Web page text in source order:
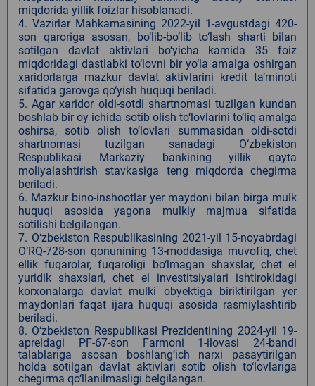
miqdorida yillik foizlar hisoblanadi.
4. Vazirlar Mahkamasining 2022-yil 1-avgustdagi 420-
son qaroriga asosan, bo‘lib-bo‘lib to‘lash sharti bilan
sotilgan davlat aktivlari bo‘yicha kamida 35 foiz
miqdoridagi dastlabki to‘lovni bir yo‘la amalga oshirgan
xaridorlarga mazkur davlat aktivlarini kredit ta’minoti
sifatida garovga qo‘yish huquqi beriladi.
5. Agar xaridor oldi-sotdi shartnomasi tuzilgan kundan
boshlab bir oy ichida sotib olish to‘lovlarini to‘liq amalga
oshirsa, sotib olish to‘lovlari summasidan oldi-sotdi
shartnomasi tuzilgan sanadagi O‘zbekiston
Respublikasi Markaziy bankining yillik qayta
moliyalashtirish stavkasiga teng miqdorda chegirma
beriladi.
6. Mazkur bino-inshootlar yer maydoni bilan birga mulk
huquqi asosida yagona mulkiy majmua sifatida
sotilishi belgilangan.
7. O‘zbekiston Respublikasining 2021-yil 15-noyabrdagi
O‘RQ-728-son qonunining 13-moddasiga muvofiq, сhet
ellik fuqarolar, fuqaroligi bo‘lmagan shaxslar, chet el
yuridik shaxslari, chet el investitsiyalari ishtirokidagi
korxonalarga davlat mulki obyektiga biriktirilgan yer
maydonlari faqat ijara huquqi asosida rasmiylashtirib
beriladi.
8. O‘zbekiston Respublikasi Prezidentining 2024-yil 19-
apreldagi PF-67-son Farmoni 1-ilovasi 24-bandi
talablariga asosan boshlang‘ich narxi pasaytirilgan
holda sotilgan davlat aktivlari sotib olish to‘lovlariga
chegirma qo‘llanilmasligi belgilangan.